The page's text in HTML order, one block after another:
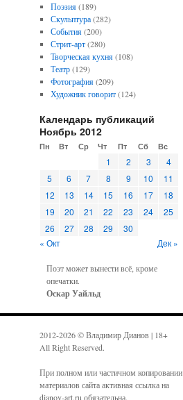
Поэзия(189)
Скульптура(282)
События(200)
Стрит-арт(280)
Творческая кухня(108)
Театр(129)
Фотография(209)
Художник говорит(124)
Календарь публикаций
Ноябрь 2012
Пн Вт Ср Чт Пт Сб Вс
« Окт Дек »
1 2 3
4
5
6 7 8 9 10
11
12
13 14 15 16 17
18
19
20 21 22 23 24
25
26
27 28 29 30
Поэт может вынести всё, кроме
опечатки.
Оскар Уайльд
2012-2026 © Владимир Дианов | 18+
All Right Reserved.
При полном или частичном копировании
материалов сайта активная ссылка на
dianov-art.ru обязательна.